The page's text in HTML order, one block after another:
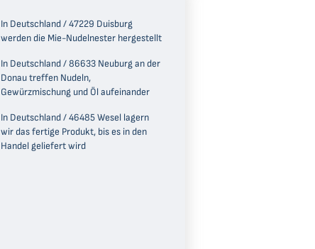
In Deutschland / 47229 Duisburg
werden die Mie-Nudelnester hergestellt
In Deutschland / 86633 Neuburg an der
Donau treffen Nudeln,
Gewürzmischung und Öl aufeinander
In Deutschland / 46485 Wesel lagern
wir das fertige Produkt, bis es in den
Handel geliefert wird